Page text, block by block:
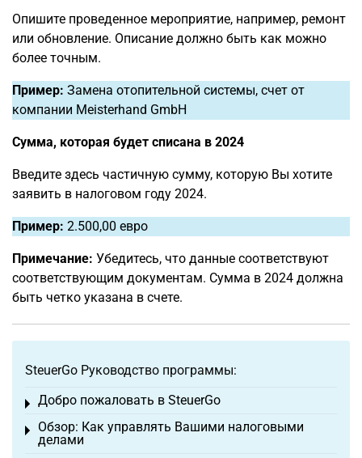
Опишите проведенное мероприятие, например, ремонт
или обновление. Описание должно быть как можно
более точным.
Пример: Замена отопительной системы, счет от
компании Meisterhand GmbH
Сумма, которая будет списана в 2024
Введите здесь частичную сумму, которую Вы хотите
заявить в налоговом году 2024.
Пример: 2.500,00 евро
Примечание: Убедитесь, что данные соответствуют
соответствующим документам. Сумма в 2024 должна
быть четко указана в счете.
SteuerGo Руководство программы:
Добро пожаловать в SteuerGo
Toggle menu
Обзор: Как управлять Вашими налоговыми
делами
Toggle menu